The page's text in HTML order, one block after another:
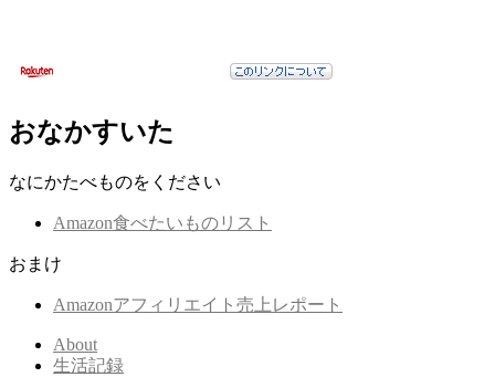
おなかすいた
なにかたべものをください
Amazon食べたいものリスト
おまけ
Amazonアフィリエイト売上レポート
About
生活記録